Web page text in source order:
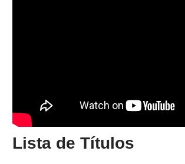
Lista de Títulos